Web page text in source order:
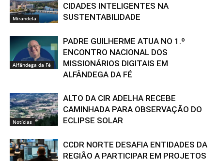
Mirandela
CIDADES INTELIGENTES NA
SUSTENTABILIDADE
Alfândega da Fé
PADRE GUILHERME ATUA NO 1.º
ENCONTRO NACIONAL DOS
MISSIONÁRIOS DIGITAIS EM
ALFÂNDEGA DA FÉ
Notícias
ALTO DA CIR ADELHA RECEBE
CAMINHADA PARA OBSERVAÇÃO DO
ECLIPSE SOLAR
CCDR NORTE DESAFIA ENTIDADES DA
REGIÃO A PARTICIPAR EM PROJETOS